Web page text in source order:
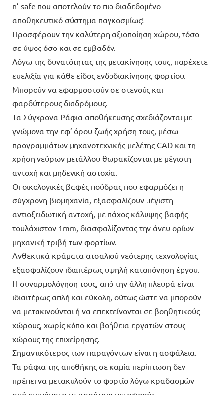
n’ safe που αποτελούν το πιο διαδεδομένο
αποθηκευτικό σύστημα παγκοσμίως!
Προσφέρουν την καλύτερη αξιοποίηση χώρου, τόσο
σε ύψος όσο και σε εμβαδόν.
Λόγω της δυνατότητας της μετακίνησης τους, παρέχετε
ευελιξία για κάθε είδος ενδοδιακίνησης φορτίου.
Μπορούν να εφαρμοστούν σε στενούς και
φαρδύτερους διαδρόμους.
Τα Σύγχρονα Ράφια αποθήκευσης σχεδιάζονται με
γνώμονα την εφ’ όρου ζωής χρήση τους, μέσω
προγραμμάτων μηχανοτεχνικής μελέτης CAD και τη
χρήση νεύρων μετάλλου θωρακίζονται με μέγιστη
αντοχή και μηδενική αστοχία.
Οι οικολογικές βαφές πούδρας που εφαρμόζει η
σύγχρονη βιομηχανία, εξασφαλίζουν μέγιστη
αντιοξειδωτική αντοχή, με πάχος κάλυψης βαφής
τουλάχιστον 1mm, διασφαλίζοντας την άνευ ορίων
μηχανική τριβή των φορτίων.
Ανθεκτικά κράματα ατσαλιού νεότερης τεχνολογίας
εξασφαλίζουν ιδιαιτέρως υψηλή καταπόνηση έργου.
Η συναρμολόγηση τους, από την άλλη πλευρά είναι
ιδιαιτέρως απλή και εύκολη, ούτως ώστε να μπορούν
να μετακινούνται ή να επεκτείνονται σε βοηθητικούς
χώρους, χωρίς κόπο και βοήθεια εργατών στους
χώρους της επιχείρησης.
Σημαντικότερος των παραγόντων είναι η ασφάλεια.
Τα ράφια της αποθήκης σε καμία περίπτωση δεν
πρέπει να μετακυλούν το φορτίο λόγω κραδασμών